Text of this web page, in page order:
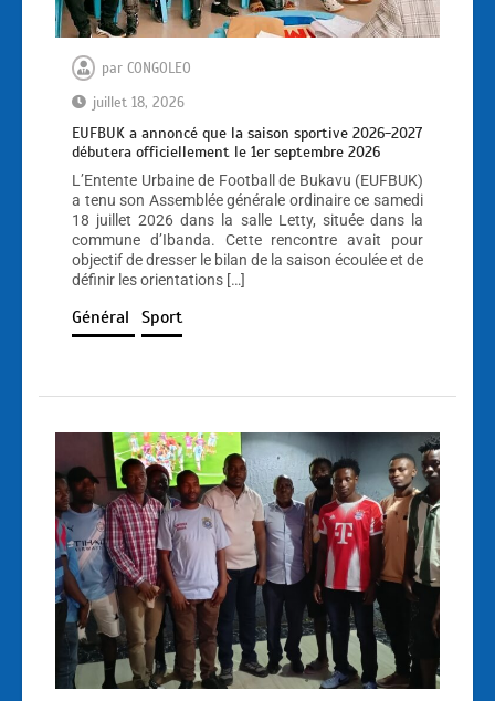
par CONGOLEO
juillet 18, 2026
EUFBUK a annoncé que la saison sportive 2026-2027
débutera officiellement le 1er septembre 2026
L’Entente Urbaine de Football de Bukavu (EUFBUK)
a tenu son Assemblée générale ordinaire ce samedi
18 juillet 2026 dans la salle Letty, située dans la
commune d’Ibanda. Cette rencontre avait pour
objectif de dresser le bilan de la saison écoulée et de
définir les orientations […]
Général Sport